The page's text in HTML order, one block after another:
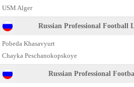
USM Alger
Russian Professional Football
Pobeda Khasavyurt
Chayka Peschanokopskoye
Russian Professional